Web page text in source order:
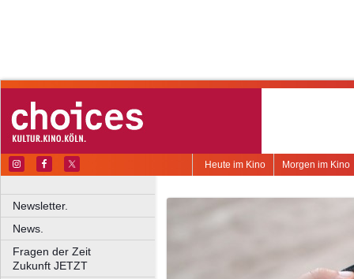
Morgen im Kino
Heute im Kino
Newsletter.
News.
Fragen der Zeit
Zukunft JETZT